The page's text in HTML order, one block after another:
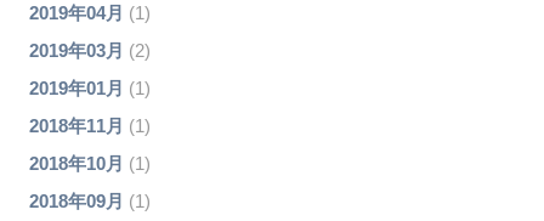
2019年04月 (1)
2019年03月 (2)
2019年01月 (1)
2018年11月 (1)
2018年10月 (1)
2018年09月 (1)